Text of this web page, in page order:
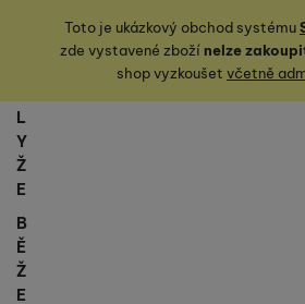
Toto je ukázkový obchod systému
zde vystavené zbožínelze
shop vyzkoušet včetně
L
Y
Ž
E
B
Ě
Ž
E